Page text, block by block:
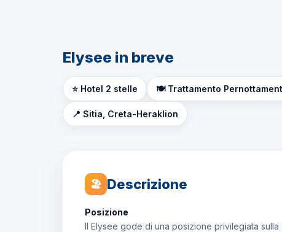
Elysee in breve
⭐ Hotel 2 stelle 🍽️ Trattamento
📍 Sitia, Creta-Heraklion
🏖 Descrizione
Posizione
Il Elysee gode di una posizione privilegiata